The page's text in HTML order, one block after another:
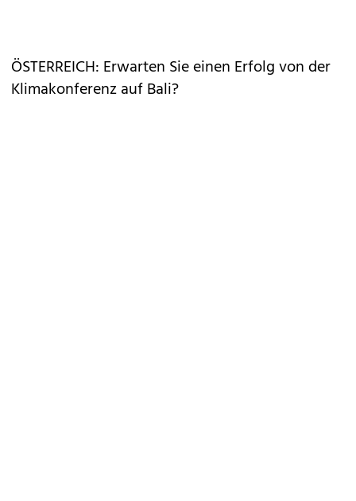
ÖSTERREICH: Erwarten Sie einen Erfolg von der
Klimakonferenz auf Bali?